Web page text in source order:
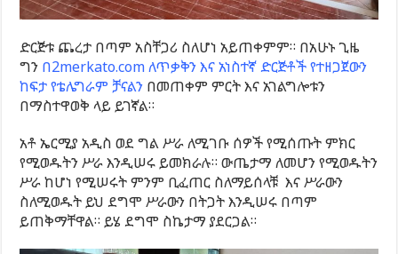
ድርጅቱ ጨረታ በጣም አስቸጋሪ ስለሆነ አይጠቀምም። በአሁኑ ጊዜ
ግን በ2merkato.com ለጥቃቅን እና አነስተኛ ድርጅቶች የተዘጋጀውን
ከፍታ የቴሌግራም ቻናልን በመጠቀም ምርት እና አገልግሎቱን
በማስተዋወቅ ላይ ይገኛል።
አቶ ኤርሚያ አዲስ ወደ ግል ሥራ ለሚገቡ ሰዎች የሚሰጡት ምክር
የሚወዱትን ሥራ እንዲሠሩ ይመክራሉ። ውጤታማ ለመሆን የሚወዱትን
ሥራ ከሆነ የሚሠሩት ምንም ቢፈጠር ስለማይሰላቹ እና ሥራውን
ስለሚወዱት ይህ ደግሞ ሥራውን በትጋት እንዲሠሩ በጣም
ይጠቅማቸዋል። ይሄ ደግሞ ስኬታማ ያደርጋል።